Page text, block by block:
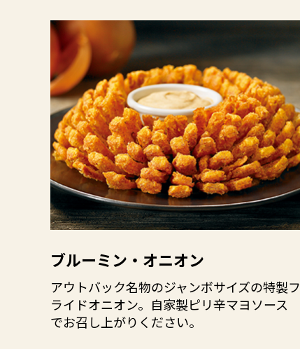
ブルーミン・オニオン
アウトバック名物のジャンボサイズの特製フ
ライドオニオン。自家製ピリ辛マヨソース
でお召し上がりください。